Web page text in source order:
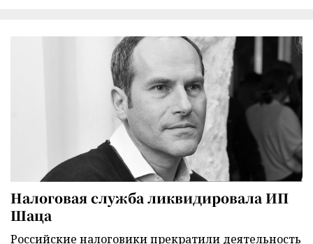
Налоговая служба ликвидировала ИП
Шаца
Российские налоговики прекратили деятельность